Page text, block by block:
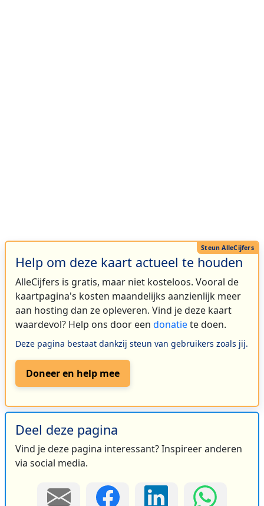
Help om deze kaart actueel te houden
AlleCijfers is gratis, maar niet kosteloos. Vooral de
kaartpagina's kosten maandelijks aanzienlijk meer
aan hosting dan ze opleveren. Vind je deze kaart
waardevol? Help ons door een donatiete doen.
Deze pagina bestaat dankzij steun van gebruikers zoals jij.
Doneer en help mee
Deel deze pagina
Vind je deze pagina interessant? Inspireer anderen
via social media.